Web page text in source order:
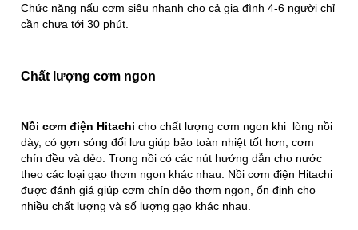
Chức năng nấu cơm siêu nhanh cho cả gia đình 4-6 người chỉ
cần chưa tới 30 phút.
Chất lượng cơm ngon
Nồi cơm điện Hitachi cho chất lượng cơm ngon khi lòng nồi
dày, có gợn sóng đối lưu giúp bảo toàn nhiệt tốt hơn, cơm
chín đều và dẻo. Trong nồi có các nút hướng dẫn cho nước
theo các loại gạo thơm ngon khác nhau. Nồi cơm điện Hitachi
được đánh giá giúp cơm chín dẻo thơm ngon, ổn định cho
nhiều chất lượng và số lượng gạo khác nhau.